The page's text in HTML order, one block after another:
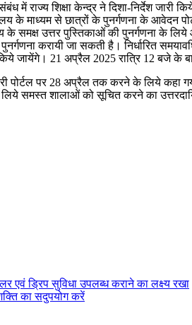
राज्य शिक्षा केन्द्र ने दिशा-निर्देश जारी
के माध्यम से छात्रों के पुनर्गणना के आवेदन
के समक्ष उत्तर पुस्तिकाओं की पुनर्गणना
करायी जा सकती है। निर्धारित
जायेंगे। 21 अप्रैल 2025 रात्रि 12 बजे के
पोर्टल पर 28 अप्रैल तक करने के लिये कहा
समस्त शालाओं को सूचित करने का
एवं ड्रिप सुविधा उपलब्ध कराने का लक्ष्य रखा
शक्ति का सदुपयोग करें